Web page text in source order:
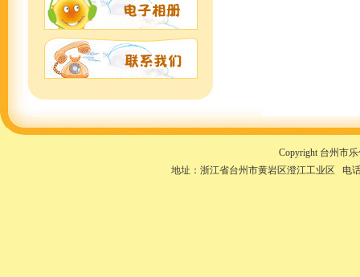
Copyright 台州市
地址：浙江省台州市黄岩区澄江工业区 电